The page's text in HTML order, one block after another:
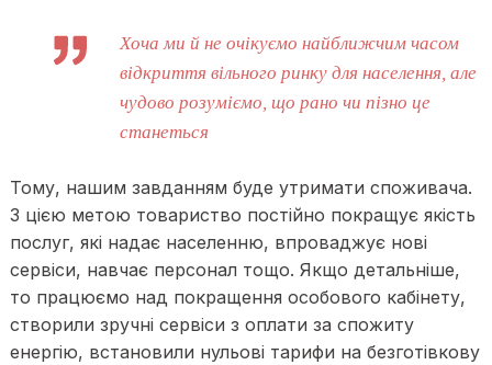
Хоча ми й не очікуємо найближчим часом
відкриття вільного ринку для населення, але
чудово розуміємо, що рано чи пізно це
станеться
Тому, нашим завданням буде утримати споживача.
З цією метою товариство постійно покращує якість
послуг, які надає населенню, впроваджує нові
сервіси, навчає персонал тощо. Якщо детальніше,
то працюємо над покращення особового кабінету,
створили зручні сервіси з оплати за спожиту
енергію, встановили нульові тарифи на безготівкову